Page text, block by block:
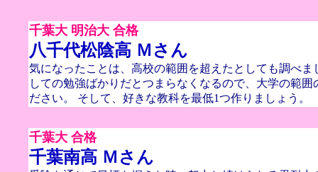
千葉大 明治大 合格
八千代松陰高 Ｍさん
気になったことは、高校の範囲を超えたとしても調べま
しての勉強ばかりだとつまらなくなるので、大学の範囲
ださい。 そして、好きな教科を最低1つ作りましょう。
千葉大 合格
千葉南高 Ｍさん